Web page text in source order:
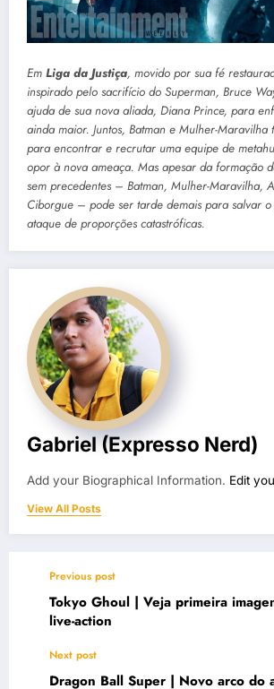
Em Liga da Justiça, movido por sua fé
inspirado pelo sacrifício do Superman, Bruce
ajuda de sua nova aliada, Diana Prince, para
ainda maior. Juntos, Batman e Mulher-
para encontrar e recrutar uma equipe de
opor à nova ameaça. Mas apesar da formação
sem precedentes – Batman, Mulher-Maravilha,
Ciborgue – pode ser tarde demais para salvar
ataque de proporções catastróficas.
Gabriel (Expresso Nerd)
Add your Biographical Information. Edit
View All Posts
Previous post
Tokyo Ghoul | Veja primeira
live-action
Next post
Dragon Ball Super | Novo arco do